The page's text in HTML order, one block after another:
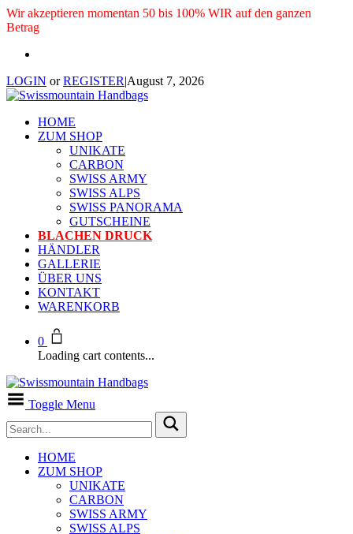
Wir akzeptieren momentan 50 bis 100% WIR auf den ganzen
Betrag
LOGIN orREGISTER|August 7, 2026
HOME
ZUM SHOP
UNIKATE
CARBON
SWISS ARMY
SWISS ALPS
SWISS PANORAMA
GUTSCHEINE
BLACHEN DRUCK
HÄNDLER
GALLERIE
ÜBER UNS
KONTAKT
WARENKORB
0
Loading cart contents...
Toggle Menu
HOME
ZUM SHOP
UNIKATE
CARBON
SWISS ARMY
SWISS ALPS